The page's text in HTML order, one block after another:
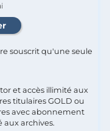
souscrit qu'une seule
et accès illimité aux
titulaires GOLD ou
avec abonnement
aux archives.